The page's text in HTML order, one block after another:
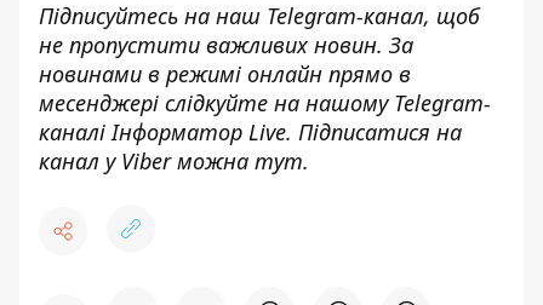
Підписуйтесь на наш Telegram-канал, щоб
не пропустити важливих новин. За
новинами в режимі онлайн прямо в
месенджері слідкуйте на нашому Telegram-
каналіІнформатор Live. Підписатися на
канал у Viber можна тут.